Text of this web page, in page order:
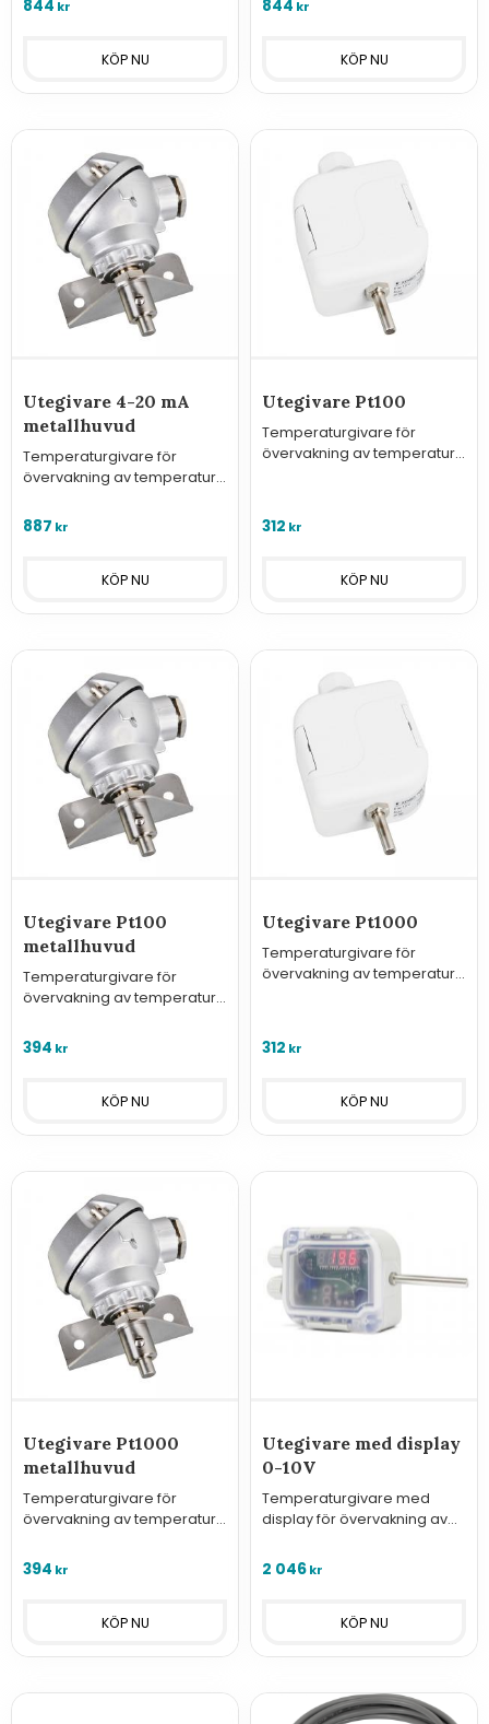
844 kr 844 kr
Utegivare 4-20 mA
metallhuvud
Temperaturgivare för
övervakning av temperatur
utgång 4-20 mA. och
887 kr
Utegivare Pt100
Temperaturgivare för
övervakning av temperatur
312 kr
Utegivare Pt100
metallhuvud
Temperaturgivare för
övervakning av temperatur
sensorelement typ Pt100 och
394 kr
Utegivare Pt1000
Temperaturgivare för
övervakning av temperatur
312 kr
Utegivare Pt1000
metallhuvud
Temperaturgivare för
övervakning av temperatur
sensorelement typ Pt1000
394 kr
Utegivare med display
0-10V
Temperaturgivare med
display för övervakning av
analog utgång 0-10V.
2 046kr